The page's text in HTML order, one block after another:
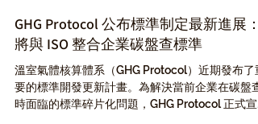
7月30日
GHG Protocol 公布標準制定最新進展：
將與 ISO 整合企業碳盤查標準
溫室氣體核算體系（GHG Protocol）近期發布了